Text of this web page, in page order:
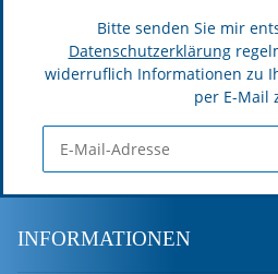
Bitte senden Sie mir
Datenschutzerklärung
widerruflich Informationen zu
per E-Mail
INFORMATIONEN